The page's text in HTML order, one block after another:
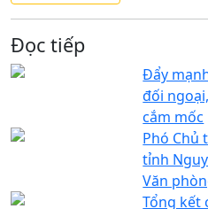
Đọc tiếp
Đẩy
đối
cắm mốc
Phó Chủ
tỉnh
Văn
Tổng kết